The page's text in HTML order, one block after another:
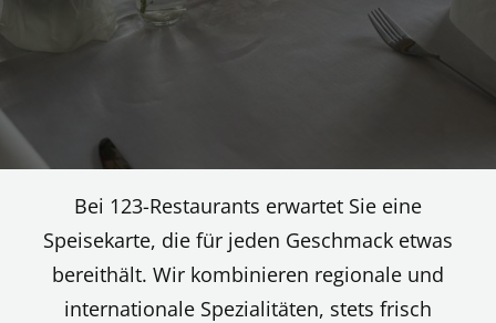
Bei 123-Restaurants erwartet Sie eine
Speisekarte, die für jeden Geschmack etwas
bereithält. Wir kombinieren regionale und
internationale Spezialitäten, stets frisch